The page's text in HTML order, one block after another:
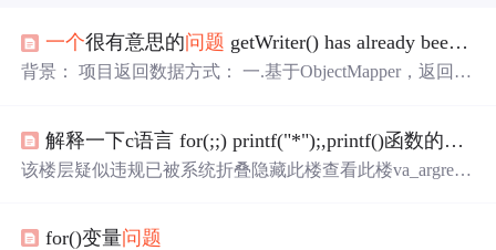
一个很有意思的问题 getWriter() has already been called for this response
背景： 项目返回数据方式： 一.基于ObjectMapper，返回方
表输出使用的是：response.getWriter() 返回 。 以上两种方
式使用出现：...
解释一下c语言 for(;;) printf("*");,printf()函数的
一个
该楼层疑似违规已被系统折叠隐藏此楼查看此楼va_argretri
minewhereth...
for()变量问题